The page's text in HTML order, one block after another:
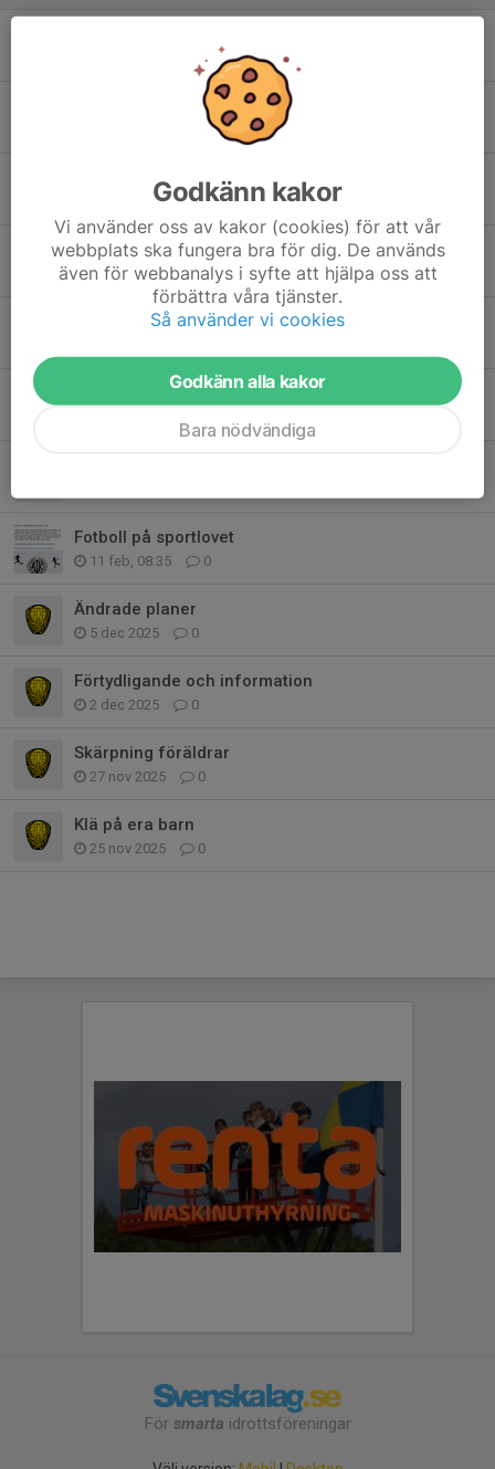
0
Nytt spelschema
0
Grupper 2026
19 apr, 17:34 0
Möre Cup
12 apr, 18:56 0
Sportlotter
Fotboll på sportlovet
11 feb, 08:35 0
Ändrade planer
5 dec 2025 0
Förtydligande och information
2 dec 2025 0
Skärpning föräldrar
27 nov 2025 0
Klä på era barn
25 nov 2025 0
För smarta idrottsföreningar
Godkänn kakor
Vi använder oss av kakor (cookies) för att vår
webbplats ska fungera bra för dig. De används
även för webbanalys i syfte att hjälpa oss att
förbättra våra tjänster.
Så använder vi cookies
Godkänn alla kakor
Bara nödvändiga